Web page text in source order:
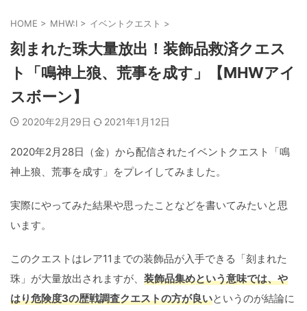
HOME > MHW:I > イベントクエスト >
刻まれた珠大量放出！装飾品救済クエス
ト「鳴神上狼、荒事を成す」【MHWアイ
スボーン】
2020年2月29日 2021年1月12日
2020年2月28日（金）から配信されたイベントクエスト「鳴
神上狼、荒事を成す」をプレイしてみました。
実際にやってみた結果や思ったことなどを書いてみたいと思
います。
このクエストはレア11までの装飾品が入手できる「刻まれた
珠」が大量放出されますが、 装飾品集めという意味では、や
はり危険度3の歴戦調査クエストの方が良いというのが結論に